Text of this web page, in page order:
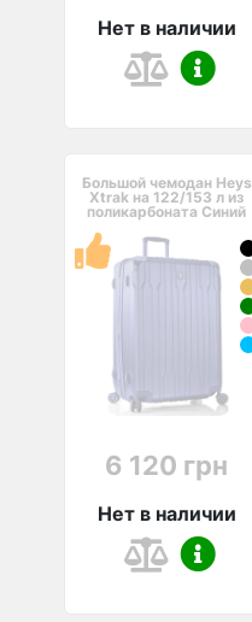
Нет в наличии
Большой чемодан Heys
Xtrak на 122/153 л из
поликарбоната Синий
6 120 грн
Нет в наличии